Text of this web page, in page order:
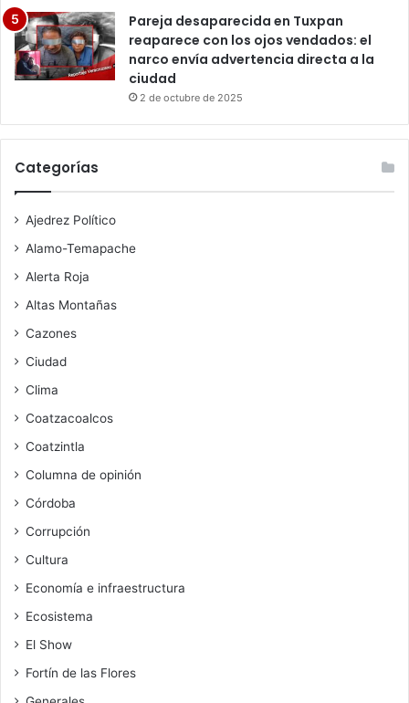
Pareja desaparecida en Tuxpan
reaparece con los ojos vendados: el
narco envía advertencia directa a la
ciudad
2 de octubre de 2025
Categorías
Ajedrez Político
Alamo-Temapache
Alerta Roja
Altas Montañas
Cazones
Ciudad
Clima
Coatzacoalcos
Coatzintla
Columna de opinión
Córdoba
Corrupción
Cultura
Economía e infraestructura
Ecosistema
El Show
Fortín de las Flores